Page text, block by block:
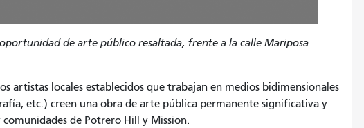
de arte público resaltada, frente a la calle Mariposa
artistas locales establecidos que trabajan en medios bidimensionales
etc.) creen una obra de arte pública permanente significativa y
de Potrero Hill y Mission.